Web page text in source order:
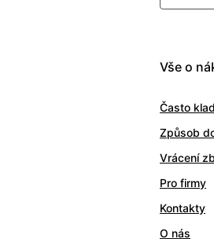
Vše o
Často
Způsob
Vrácení
Pro firmy
Kontakty
O nás